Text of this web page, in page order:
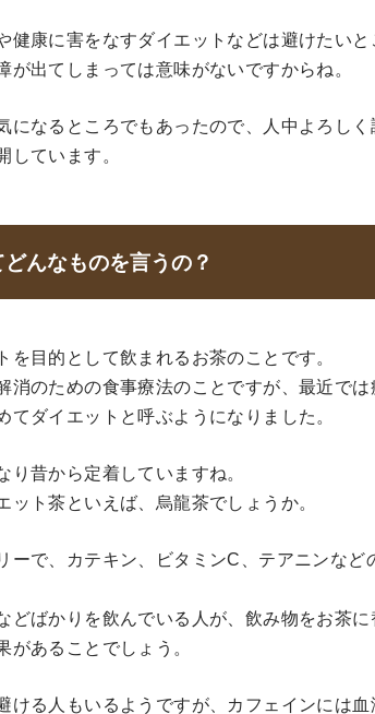
健康に害をなすダイエットなどは避けたいと
出てしまっては意味がないですからね。
になるところでもあったので、人中よろしく
しています。
んなものを言うの？
を目的として飲まれるお茶のことです。
消のための食事療法のことですが、最近では
てダイエットと呼ぶようになりました。
り昔から定着していますね。
ト茶といえば、烏龍茶でしょうか。
ーで、カテキン、ビタミンC、テアニンなど
どばかりを飲んでいる人が、飲み物をお茶に
があることでしょう。
ける人もいるようですが、カフェインには血